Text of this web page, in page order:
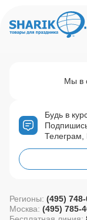
Будь в
Телеграм,
Мы в
Регионы: (495)
Москва: (495) 785-